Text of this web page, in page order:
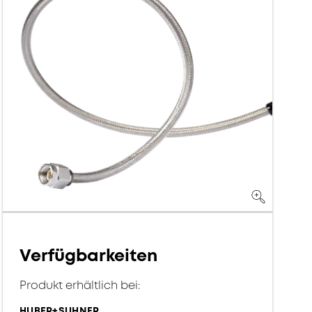
Verfügbarkeiten
Produkt erhältlich bei: